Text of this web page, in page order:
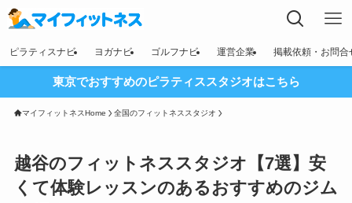
ピラティスナビ ヨガナビ ゴルフナビ 運営企業 掲載依頼・お問合
東京でおすすめのピラティススタジオはこちら
マイフィットネスHome 全国のフィットネススタジオ
越谷のフィットネススタジオ【7選】安
くて体験レッスンのあるおすすめのジム